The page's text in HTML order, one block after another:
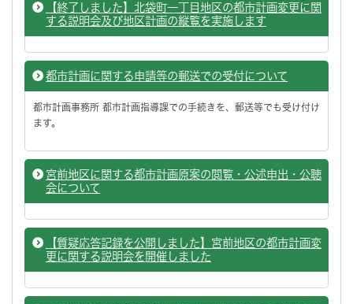
【終了しました】北袋町一丁目地区の都市計画変更に関
する説明会及び地区計画の縦覧を実施します
都市計画に関する申請等の郵送での受付について
都市計画事務所 都市計画指導課での手続きを、郵送等でも受け付け
ます。
宮前地区に関する都市計画原案の閲覧・公述申出・公聴
会について
【質疑応答記録を公開しました】宮前地区の都市計画変
更に関する説明会を開催しました